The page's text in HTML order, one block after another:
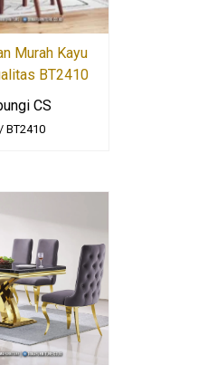
Murah Kayu
BT2410
CS
/ BT2410